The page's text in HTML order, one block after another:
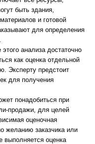
быть здания,
и готовой
для определения
этого анализа достаточно
как оценка отдельной
Эксперту предстоит
для получения
понадобиться при
продажи, для целей
оценочная
желанию заказчика или
выполняется оценка